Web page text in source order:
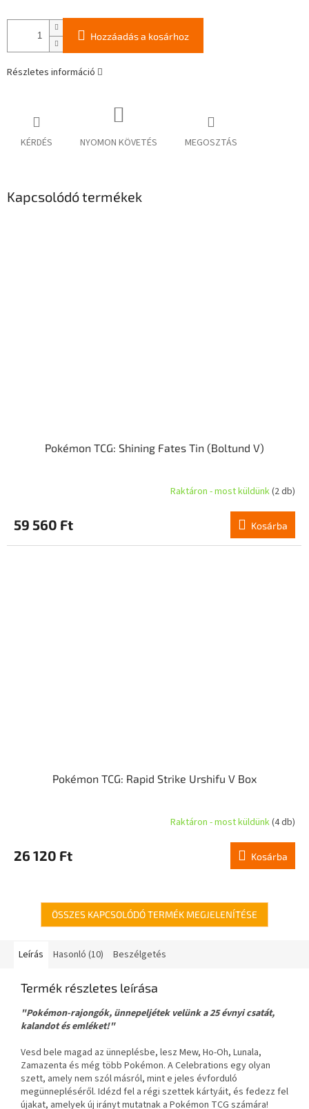
Hozzáadás a kosárhoz
Részletes információ
KÉRDÉS NYOMON KÖVETÉS MEGOSZTÁS
Kapcsolódó termékek
Pokémon TCG: Shining Fates Tin (Boltund V)
átlagos
értékelése
5-
Raktáron - most küldünk(2 db)
59 560 Ft Kosárba
Pokémon TCG: Rapid Strike Urshifu V Box
átlagos
értékelése
Raktáron - most küldünk(4 db)
26 120 Ft Kosárba
ÖSSZES KAPCSOLÓDÓ TERMÉK MEGJELENÍTÉSE
Leírás Hasonló (10) Beszélgetés
Termék részletes leírása
"Pokémon-rajongók, ünnepeljétek velünk a 25 évnyi csatát,
kalandot és emléket!"
Vesd bele magad az ünneplésbe, lesz Mew, Ho-Oh, Lunala,
Zamazenta és még több Pokémon. A Celebrations egy olyan
szett, amely nem szól másról, mint e jeles évforduló
megünnepléséről. Idézd fel a régi szettek kártyáit, és fedezz fel
újakat, amelyek új irányt mutatnak a Pokémon TCG számára!